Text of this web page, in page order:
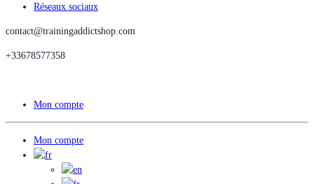
Réseaux sociaux
contact@trainingaddictshop.com
+33678577358
Mon compte
Mon compte